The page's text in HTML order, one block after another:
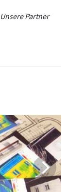
Unsere Partner